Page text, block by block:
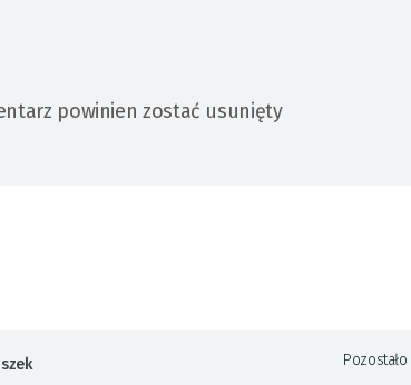
powinien zostać usunięty
Pozostało